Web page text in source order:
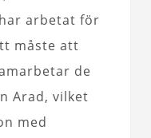
arbetat för
måste att
de
Arad, vilket
med